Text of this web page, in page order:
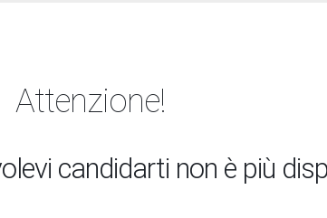
Attenzione!
candidarti non è più